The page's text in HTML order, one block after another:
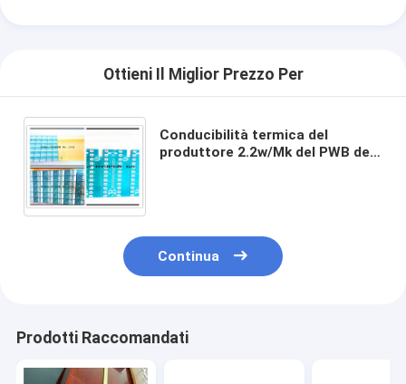
Ottieni Il Miglior Prezzo Per
Conducibilità termica del
produttore 2.2w/Mk del PWB del
Continua
Prodotti Raccomandati